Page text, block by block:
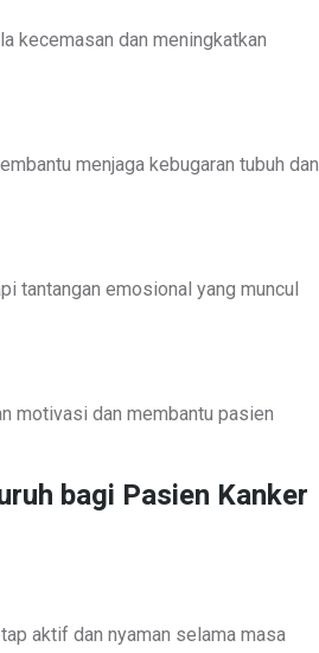
kecemasan dan meningkatkan
menjaga kebugaran tubuh dan
tantangan emosional yang muncul
motivasi dan membantu pasien
bagi Pasien Kanker
aktif dan nyaman selama masa